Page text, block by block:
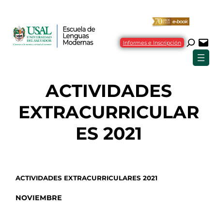
contenido
Informes e Inscripción
ACTIVIDADES
EXTRACURRICULAR
ES 2021
ACTIVIDADES EXTRACURRICULARES 2021
NOVIEMBRE